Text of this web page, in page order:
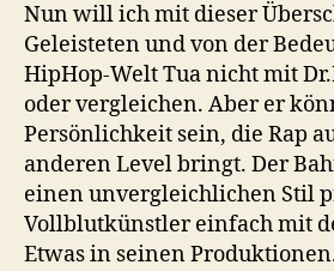
Nun will ich mit dieser
Geleisteten und von der
HipHop-Welt Tua nicht mit
oder vergleichen. Aber er
Persönlichkeit sein, die Rap
anderen Level bringt. Der
einen unvergleichlichen Stil
Vollblutkünstler einfach mit
Etwas in seinen